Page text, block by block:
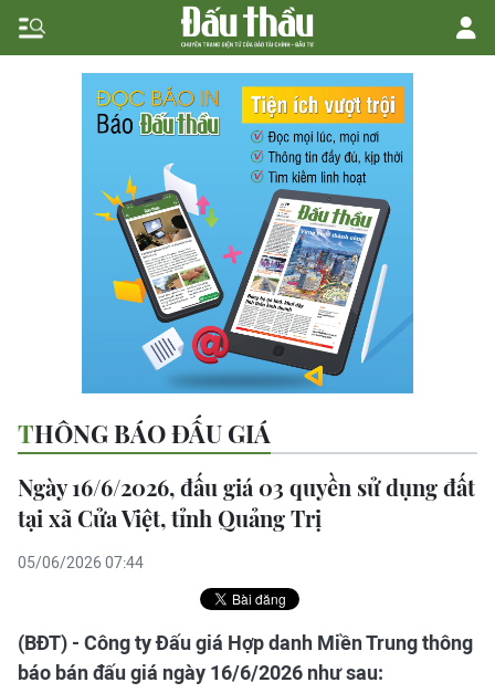
THÔNG BÁO ĐẤU GIÁ
Ngày 16/6/2026, đấu giá 03 quyền sử dụng đất
tại xã Cửa Việt, tỉnh Quảng Trị
05/06/2026 07:44
(BĐT) - Công ty Đấu giá Hợp danh Miền Trung thông
báo bán đấu giá ngày 16/6/2026 như sau: